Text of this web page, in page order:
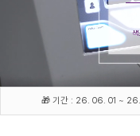
🎁 기간 : 26. 06. 01 ~